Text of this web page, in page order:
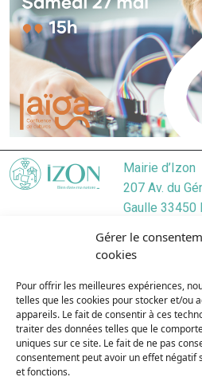
Gérer le
cookies
Pour offrir les meilleures expériences,
telles que les cookies pour stocker et/ou
appareils. Le fait de consentir à ces
traiter des données telles que le
uniques sur ce site. Le fait de ne pas
consentement peut avoir un effet négatif
et fonctions.
Mairie d’Izon
207 Av. du
Gaulle 33450
05 57 55
Lundi/ 9:00–12:30, 13:30–17:30
Mardi/ 9:00–12:3O, 13:3O–19:00
Mercredi/ 9:00–12:30,
Jeudi/ 9:00–12:30, 13:30–17:30
Vendredi/ 9:00–12:30,